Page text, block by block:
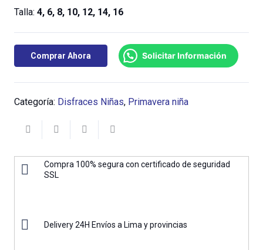
Talla: 4, 6, 8, 10, 12, 14, 16
Comprar Ahora Solicitar Información
Categoría: Disfraces Niñas, Primavera niña
Compra 100% segura con certificado de seguridad
SSL
Delivery 24H Envíos a Lima y provincias